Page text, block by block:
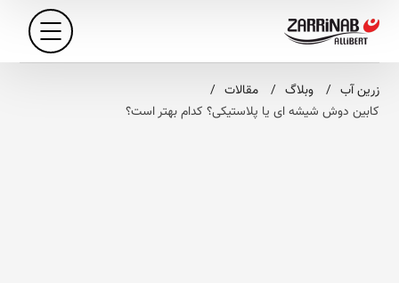
زرین آب وبلاگ
مقالات
کابین دوش شیشه‌ ای یا پلاستیکی؟ کدام بهتر است؟